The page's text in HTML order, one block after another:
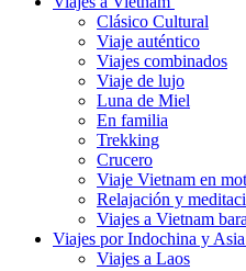
Clásico Cultural
Viaje auténtico
Viajes combinados
Viaje de lujo
Luna de Miel
En familia
Trekking
Crucero
Viaje Vietnam en
Relajación y
Viajes a Vietnam
Viajes por Indochina y Asia
Viajes a Laos